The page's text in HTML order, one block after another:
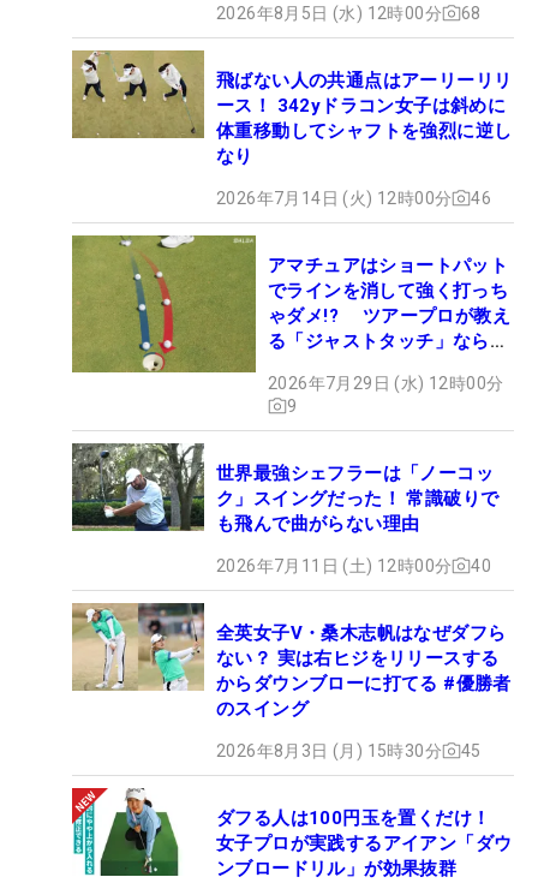
2026年8月5日 (水) 12時00分 68
飛ばない人の共通点はアーリーリリ
ース！ 342yドラコン女子は斜めに
体重移動してシャフトを強烈に逆し
なり
2026年7月14日 (火) 12時00分 46
アマチュアはショートパット
でラインを消して強く打っち
ゃダメ!? ツアープロが教え
る「ジャストタッチ」なら3
2026年7月29日 (水) 12時00分
9
世界最強シェフラーは「ノーコッ
ク」スイングだった！ 常識破りで
も飛んで曲がらない理由
2026年7月11日 (土) 12時00分 40
全英女子V・桑木志帆はなぜダフら
ない？ 実は右ヒジをリリースする
からダウンブローに打てる #優勝者
のスイング
2026年8月3日 (月) 15時30分 45
ダフる人は100円玉を置くだけ！
女子プロが実践するアイアン「ダウ
ンブロードリル」が効果抜群